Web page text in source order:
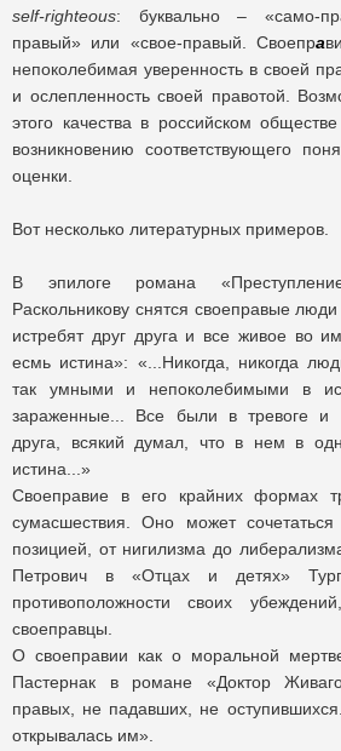
self-righteous: буквально – «само-
правый» или «свое-правый. Своепрa
непоколебимая уверенность в своей
и ослепленность своей правотой.
этого качества в российском
возникновению соответствующего
оценки.
Вот несколько литературных примеров.
В эпилоге романа
Раскольникову снятся своеправые
истребят друг друга и все живое во
есмь истина»: «...Никогда, никогда
так умными и непоколебимыми в
зараженные... Все были в тревоге и
друга, всякий думал, что в нем в
истина...»
Своеправие в его крайних формах
сумасшествия. Оно может
позицией, от нигилизма до
Петрович в «Отцах и детях»
противоположности своих
своеправцы.
О своеправии как о моральной
Пастернак в романе «Доктор
правых, не падавших, не
открывалась им».